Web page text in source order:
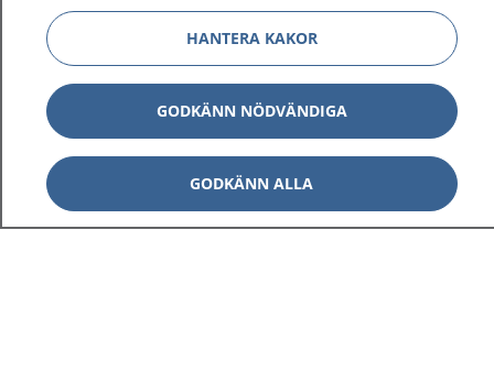
HANTERA KAKOR
GODKÄNN NÖDVÄNDIGA
GODKÄNN ALLA